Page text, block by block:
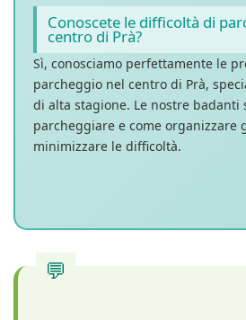
Conoscete le difficoltà di
centro di Prà?
Sì, conosciamo perfettamente le
parcheggio nel centro di Prà,
di alta stagione. Le nostre badanti
parcheggiare e come organizzare
minimizzare le difficoltà.